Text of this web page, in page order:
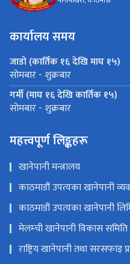
कार्यालय समय
जाडो (कार्तिक १६ देखि माघ १५)
सोमबार - शुक्रबार
गर्मी (माघ १६ देखि कार्तिक १५)
सोमबार - शुक्रबार
महत्त्वपूर्ण लिङ्कहरू
खानेपानी मन्त्रालय
काठमाडौं उपत्यका खानेपानी
काठमाडौं उपत्यका खानेपानी
मेलम्ची खानेपानी विकास समिति
राष्ट्रिय खानेपानी तथा सरसफाइ